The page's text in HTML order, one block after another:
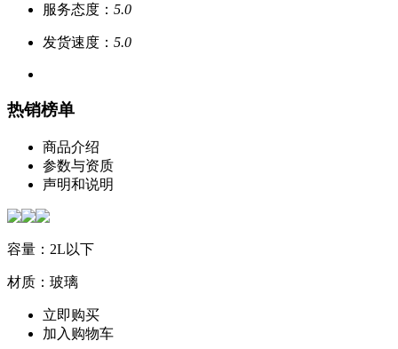
服务态度： 5.0
发货速度： 5.0
热销榜单
商品介绍
参数与资质
声明和说明
容量：2L以下
材质：玻璃
立即购买
加入购物车